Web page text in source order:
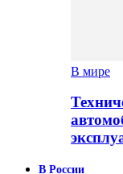
В мире
В России